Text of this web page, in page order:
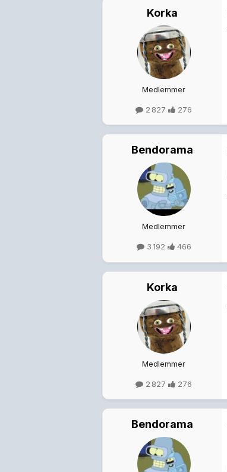
Korka
Medlemmer
2 827 276
Bendorama
Medlemmer
3 192 466
Korka
Medlemmer
2 827 276
Bendorama